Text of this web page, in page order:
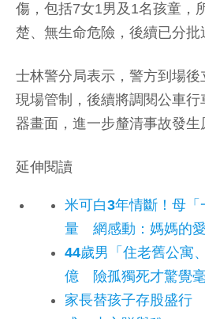
傷，包括7女1男及1名孩童，
楚、無生命危險，後續已分批
士林警分局表示，警方到場
現場管制，後續將調閱公車
器畫面，進一步釐清事故發生
延伸閱讀
米可白3年情斷！母「
量 網感動：媽媽的
44歲男「住老舊公寓
億 險孤獨死才驚覺
家長替孩子存股盛行